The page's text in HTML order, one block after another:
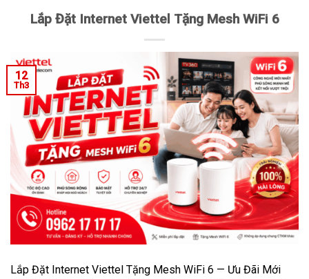
Lắp Đặt Internet Viettel Tặng Mesh WiFi 6
12
Th3
Lắp Đặt Internet Viettel Tặng Mesh WiFi 6 — Ưu Đãi Mới